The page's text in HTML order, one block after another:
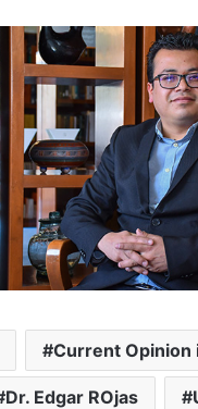
Current Opinion
Dr. Edgar ROjas